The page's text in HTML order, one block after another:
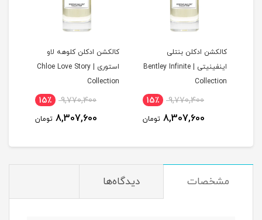
کالکشن ادکلن بنتلی
اینفینیتی | Bentley Infinite
Collection
9,770,400 15٪
8,307,600 تومان
کالکشن ادکلن کلوهه لاو
استوری | Chloe Love Story
Collection
9,770,400 15٪
8,307,600 تومان
مشخصات دیدگاه‌ها